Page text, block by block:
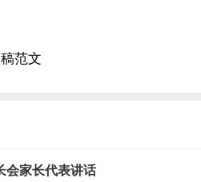
范文
会家长代表讲话